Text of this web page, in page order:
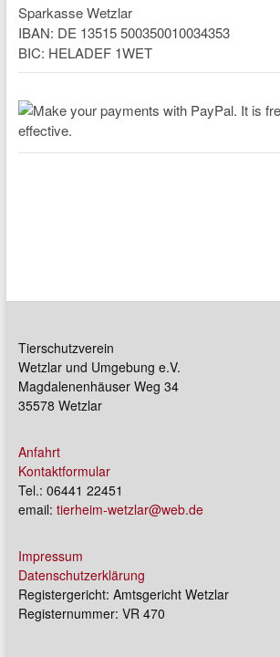
Sparkasse Wetzlar
IBAN: DE 13515 500350010034353
BIC: HELADEF 1WET
Tierschutzverein
Wetzlar und Umgebung e.V.
Magdalenenhäuser Weg 34
35578 Wetzlar
Anfahrt
Kontaktformular
Tel.: 06441 22451
email: tierheim-wetzlar@web.de
Impressum
Datenschutzerklärung
Registergericht: Amtsgericht Wetzlar
Registernummer: VR 470